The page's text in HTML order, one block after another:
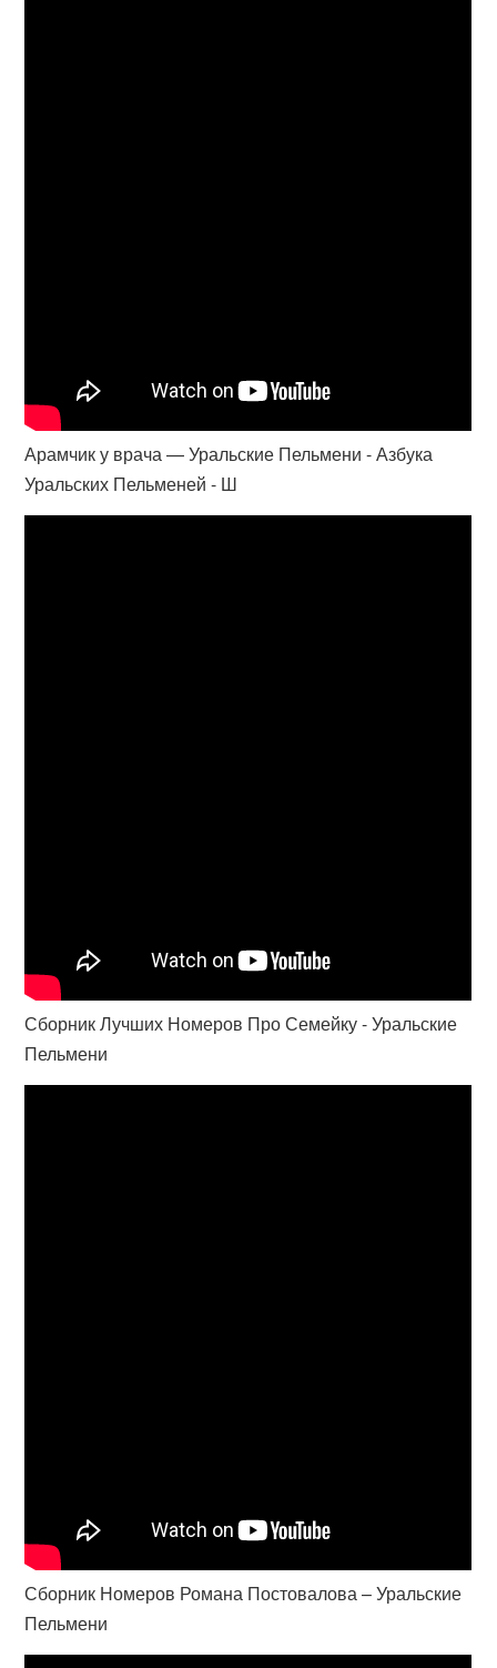
Арамчик у врача — Уральские Пельмени - Азбука
Уральских Пельменей - Ш
Сборник Лучших Номеров Про Семейку - Уральские
Пельмени
Сборник Номеров Романа Постовалова – Уральские
Пельмени